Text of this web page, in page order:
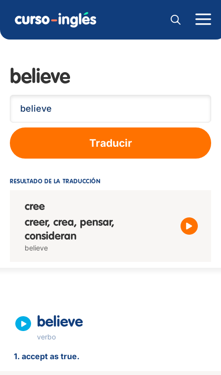
believe
Traducir
RESULTADO DE LA TRADUCCIÓN
cree
creer, crea, pensar,
consideran
believe
believe
verbo
1. accept as true.